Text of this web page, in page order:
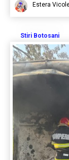
Estera
Stiri Botosani